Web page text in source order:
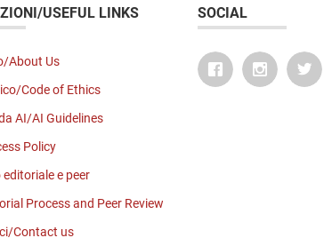
USEFUL LINKS
About Us
Code of Ethics
AI/AI Guidelines
Policy
editoriale e peer
Process and Peer Review
Contact us
SOCIAL